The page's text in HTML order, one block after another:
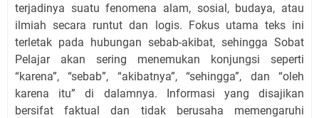
terjadinya suatu fenomena alam, sosial, budaya, atau
ilmiah secara runtut dan logis. Fokus utama teks ini
terletak pada hubungan sebab-akibat, sehingga Sobat
Pelajar akan sering menemukan konjungsi seperti
“karena”, “sebab”, “akibatnya”, “sehingga”, dan “oleh
karena itu” di dalamnya. Informasi yang disajikan
bersifat faktual dan tidak berusaha memengaruhi